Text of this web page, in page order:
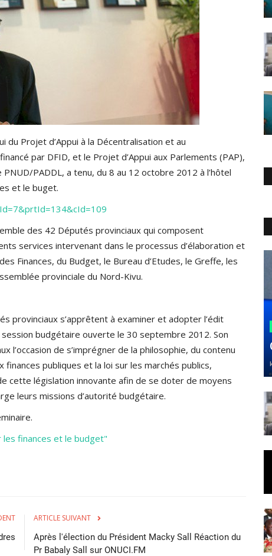
du Projet d’Appui à la Décentralisation et au
par DFID, et le Projet d’Appui aux Parlements (PAP),
PADDL, a tenu, du 8 au 12 octobre 2012 à l’hôtel
et le buget.
des 42 Députés provinciaux qui composent
services intervenant dans le processus d’élaboration et
Finances, du Budget, le Bureau d’Etudes, le Greffe, les
provinciale du Nord-Kivu.
provinciaux s’apprêtent à examiner et adopter l’édit
session budgétaire ouverte le 30 septembre 2012. Son
l’occasion de s’imprégner de la philosophie, du contenu
publiques et la loi sur les marchés publics,
cette législation innovante afin de se doter de moyens
leurs missions d’autorité budgétaire.
les finances et le budget"
ARTICLE SUIVANT
Après l'élection du Président Macky Sall Réaction du
Pr Babaly Sall sur ONUCI.FM